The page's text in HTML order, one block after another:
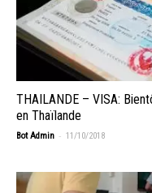
THAILANDE – VISA:
en Thaïlande
Bot Admin - 11/10/2018